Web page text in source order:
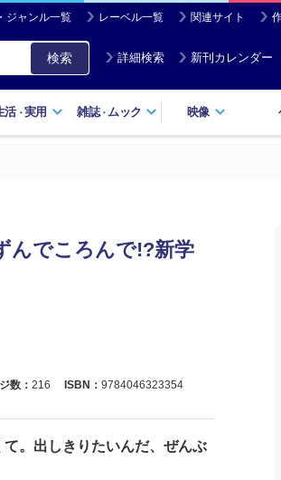
ジャンル一覧 レーベル一覧 関連サイト
検索 詳細検索 新刊カレンダー
活・実用 雑誌・ ムック 映像
んでころんで!?新学
数： 216 ISBN： 9784046323354
。出しきりたいんだ、ぜんぶ